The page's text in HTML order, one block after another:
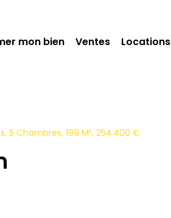
mon bien Ventes Locations
5 Chambres, 199 M², 254 400 €